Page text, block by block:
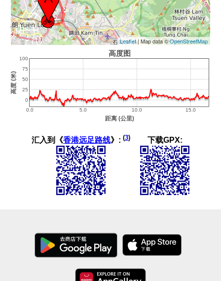
Leaflet| Map data ©OpenStreetMap
汇入到《香港远足路线》: (3) 下载GPX: